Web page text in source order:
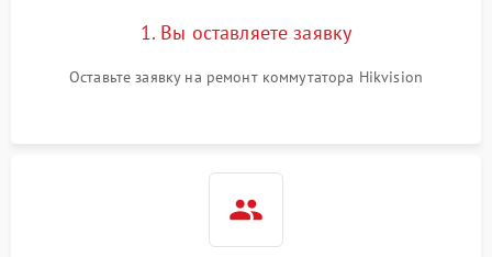
1. Вы оставляете заявку
Оставьте заявку на ремонт коммутатора Hikvision